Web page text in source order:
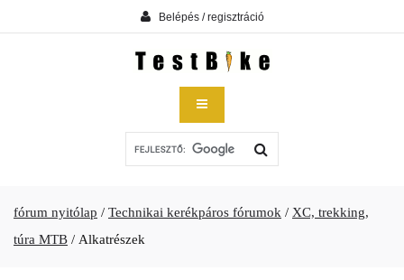
Belépés / regisztráció
fórum nyitólap / Technikai kerékpáros fórumok / XC, trekking,
túra MTB / Alkatrészek